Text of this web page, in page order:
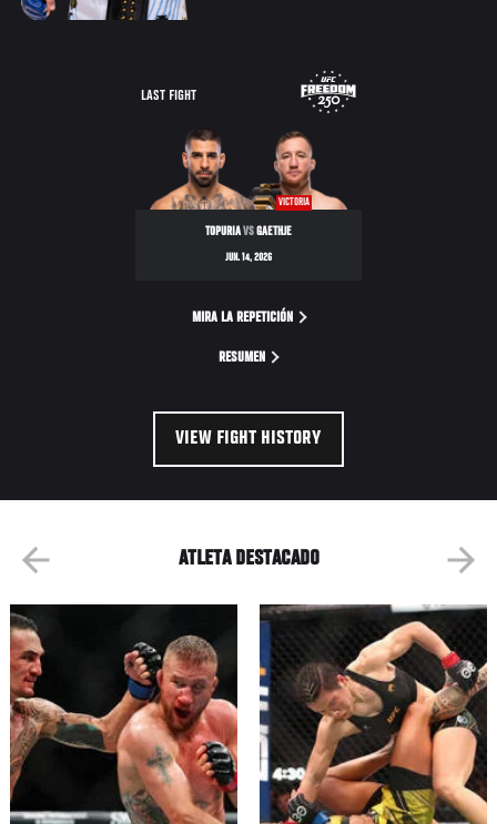
LAST FIGHT
VICTORIA
TOPURIAVSGAETHJE
JUN. 14, 2026
MIRA LA REPETICIÓN
RESUMEN
VIEW FIGHT HISTORY
ATLETA DESTACADO